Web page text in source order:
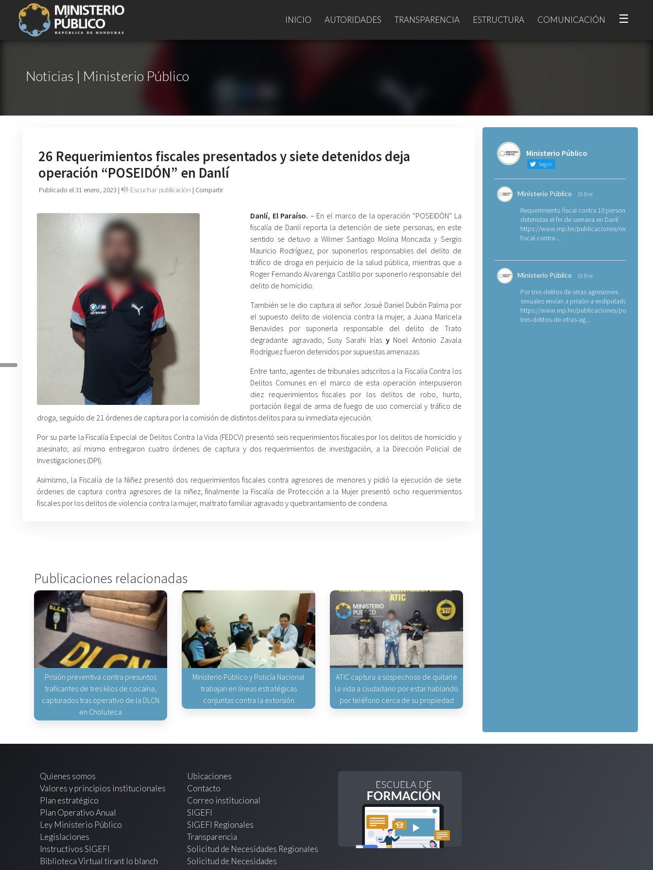
INICIO AUTORIDADES TRANSPARENCIA ESTRUCTURA COMUNICACIÓN ☰
Noticias | Ministerio Público
26 Requerimientos fiscales presentados y siete detenidos deja
operación “POSEIDÓN” en Danlí
Publicado el 31 enero, 2023 | Escuchar publicación | Compartir
Danlí, El Paraíso. – En el marco de la operación “POSEIDÓN” La
fiscalía de Danlí reporta la detención de siete personas, en este
sentido se detuvo a Wilmer Santiago Molina Moncada y Sergio
Mauricio Rodríguez, por suponerlos responsables del delito de
tráfico de droga en perjuicio de la salud pública, mientras que a
Roger Fernando Alvarenga Castillo por suponerlo responsable del
delito de homicidio.
También se le dio captura al señor Josué Daniel Dubón Palma por
el supuesto delito de violencia contra la mujer, a Juana Maricela
Benavides por suponerla responsable del delito de Trato
degradante agravado, Susy Sarahi Iríasy Noel Antonio Zavala
Rodríguez fueron detenidos por supuestas amenazas.
Entre tanto, agentes de tribunales adscritos a la Fiscalía Contra los
Delitos Comunes en el marco de esta operación interpusieron
diez requerimientos fiscales por los delitos de robo, hurto,
portación ilegal de arma de fuego de uso comercial y tráfico de
droga, seguido de 21 órdenes de captura por la comisión de distintos delitos para su inmediata ejecución.
Por su parte la Fiscalía Especial de Delitos Contra la Vida (FEDCV) presentó seis requerimientos fiscales por los delitos de homicidio y
asesinato; así mismo entregaron cuatro órdenes de captura y dos requerimientos de investigación, a la Dirección Policial de
Investigaciones (DPI).
Asimismo, la Fiscalía de la Niñez presentó dos requerimientos fiscales contra agresores de menores y pidió la ejecución de siete
órdenes de captura contra agresores de la niñez, finalmente la Fiscalía de Protección a la Mujer presentó ocho requerimientos
fiscales por los delitos de violencia contra la mujer, maltrato familiar agravado y quebrantamiento de condena.
Publicaciones relacionadas
Prisión preventiva contra presuntos
traficantes de tres kilos de cocaína,
capturados tras operativo de la DLCN
en Choluteca
Ministerio Público y Policía Nacional
trabajan en líneas estratégicas
conjuntas contra la extorsión
ATIC captura a sospechoso de quitarle
la vida a ciudadano por estar hablando
por teléfono cerca de su propiedad
Ministerio Público
Seguir
Ministerio Público 19 Ene
Requerimiento fiscal contra 10 personas
detenidas el fin de semana en Danlí
https://www.mp.hn/publicaciones/
fiscal-contra-...
Ministerio Público 19 Ene
Por tres delitos de otras agresiones
sexuales envían a prisión a exdiputado
https://www.mp.hn/publicaciones/por-
tres-delitos-de-otras-ag...
Quienes somos
Valores y principios institucionales
Plan estratégico
Plan Operativo Anual
Ley Ministerio Público
Legislaciones
Instructivos SIGEFI
Biblioteca Virtual tirant lo blanch
Ubicaciones
Contacto
Correo institucional
SIGEFI
SIGEFI Regionales
Transparencia
Solicitud de Necesidades Regionales
Solicitud de Necesidades